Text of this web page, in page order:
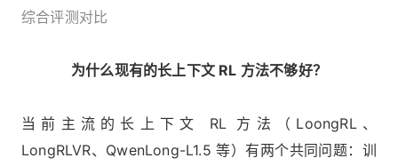
综合评测对比
为什么现有的长上下文 RL 方法不够好？
当前主流的长上下文 RL 方法（LoongRL、
LongRLVR、QwenLong-L1.5 等）有两个共同问题：训